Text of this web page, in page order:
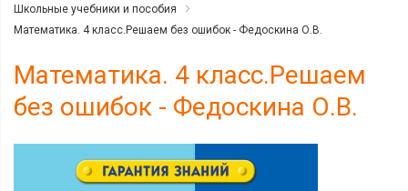
Школьные учебники и пособия
Математика. 4 класс.Решаем без ошибок - Федоскина О.В.
Математика. 4 класс.Решаем
без ошибок - Федоскина О.В.